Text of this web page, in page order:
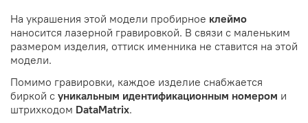
На украшения этой модели пробирное клеймо
наносится лазерной гравировкой. В связи с маленьким
размером изделия, оттиск именника не ставится на этой
модели.
Помимо гравировки, каждое изделие снабжается
биркой с уникальным идентификационным номером и
штрихкодом DataMatrix.